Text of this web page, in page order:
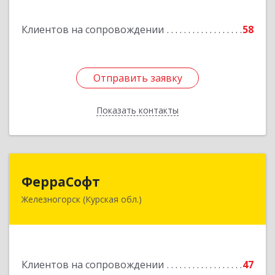
Клиентов на сопровождении 58
Отправить заявку
Показать контакты
Отправить заявку
Назад
ФерраСофт
Железногорск (Курская обл.)
Клиентов на сопровождении 47
307179, Курская обл, Железногорск г, Ленина ул,